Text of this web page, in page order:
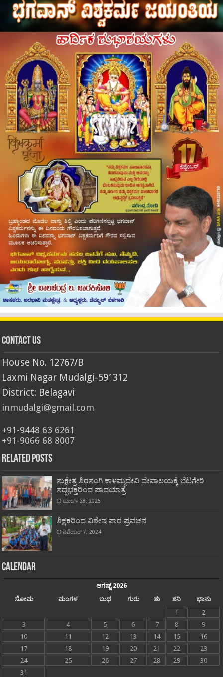
Contact Us
House No. 12767/B
Laxmi Nagar Mudalgi-591312
District: Belagavi
inmudalgi@gmail.com
+91-9448 63 6261
+91-9066 68 8007
Related Posts
ಸುಕ್ಷೇತ್ರ ಶಿರಸಂಗಿ ಕಾಳಮ್ಮದೇವಿ ದೇವಾಲಯಕ್ಕೆ ಬೆಟಗೇರಿ
ಸದ್ಭಭಕ್ತರಿಂದ ಪಾದಯಾತ್ರೆ
ಮಾರ್ಚ್ 28, 2025
ಶಿಕ್ಷಕರಿಂದ ವಿಶೇಷ ಪಾಠ ಪ್ರವಚನ
ನವೆಂಬರ್ 7, 2024
Calendar
ಆಗಷ್ಟ್ 2026
ಸೋಮ
ಮಂಗಳ ಬುಧ ಗುರು ಶು ಶನಿ
ಭಾನು
1
2
3
4 5 6 7 8
9
10
11 12 13 14 15
16
17
18 19 20 21 22
23
24
25 26 27 28 29
30
31